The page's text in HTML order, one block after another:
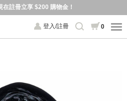
在註冊立享 $200 購物金！
登入/註冊 0